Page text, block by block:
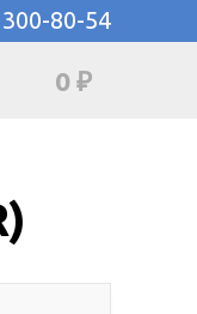
80-54
0 ₽